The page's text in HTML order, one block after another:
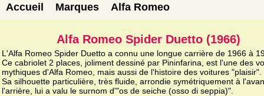
Accueil Marques Alfa Romeo
Alfa Romeo Spider Duetto (1966)
L'Alfa Romeo Spider Duetto a connu une longue carrière de 1966 à
Ce cabriolet 2 places, joliment dessiné par Pininfarina, est l'une des
mythiques d'Alfa Romeo, mais aussi de l'histoire des voitures "plaisir".
Sa silhouette particulière, très fluide, arrondie symétriquement à
l'arrière, lui a valu le surnom d'"os de seiche (osso di seppia)".